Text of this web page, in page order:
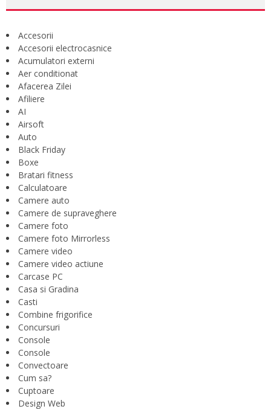
Accesorii
Accesorii electrocasnice
Acumulatori externi
Aer conditionat
Afacerea Zilei
Afiliere
AI
Airsoft
Auto
Black Friday
Boxe
Bratari fitness
Calculatoare
Camere auto
Camere de supraveghere
Camere foto
Camere foto Mirrorless
Camere video
Camere video actiune
Carcase PC
Casa si Gradina
Casti
Combine frigorifice
Concursuri
Console
Console
Convectoare
Cum sa?
Cuptoare
Design Web